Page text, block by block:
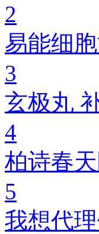
2
易能细
3
玄极丸
4
柏诗春
5
我想代